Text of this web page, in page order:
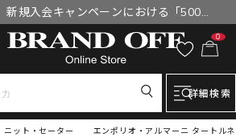
新規入会キャンペーンにおける「500円
ポン」付与漏れと補填について
0
詳細検索
エンポリオ・アルマーニ タートル
ニット・セーター